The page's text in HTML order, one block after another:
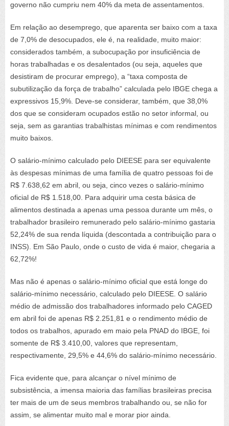
governo não cumpriu nem 40% da meta de assentamentos.
Em relação ao desemprego, que aparenta ser baixo com a taxa
de 7,0% de desocupados, ele é, na realidade, muito maior:
considerados também, a subocupação por insuficiência de
horas trabalhadas e os desalentados (ou seja, aqueles que
desistiram de procurar emprego), a “taxa composta de
subutilização da força de trabalho” calculada pelo IBGE chega a
expressivos 15,9%. Deve-se considerar, também, que 38,0%
dos que se consideram ocupados estão no setor informal, ou
seja, sem as garantias trabalhistas mínimas e com rendimentos
muito baixos.
O salário-mínimo calculado pelo DIEESE para ser equivalente
às despesas mínimas de uma família de quatro pessoas foi de
R$ 7.638,62 em abril, ou seja, cinco vezes o salário-mínimo
oficial de R$ 1.518,00. Para adquirir uma cesta básica de
alimentos destinada a apenas uma pessoa durante um mês, o
trabalhador brasileiro remunerado pelo salário-mínimo gastaria
52,24% de sua renda líquida (descontada a contribuição para o
INSS). Em São Paulo, onde o custo de vida é maior, chegaria a
62,72%!
Mas não é apenas o salário-mínimo oficial que está longe do
salário-mínimo necessário, calculado pelo DIEESE. O salário
médio de admissão dos trabalhadores informado pelo CAGED
em abril foi de apenas R$ 2.251,81 e o rendimento médio de
todos os trabalhos, apurado em maio pela PNAD do IBGE, foi
somente de R$ 3.410,00, valores que representam,
respectivamente, 29,5% e 44,6% do salário-mínimo necessário.
Fica evidente que, para alcançar o nível mínimo de
subsistência, a imensa maioria das famílias brasileiras precisa
ter mais de um de seus membros trabalhando ou, se não for
assim, se alimentar muito mal e morar pior ainda.